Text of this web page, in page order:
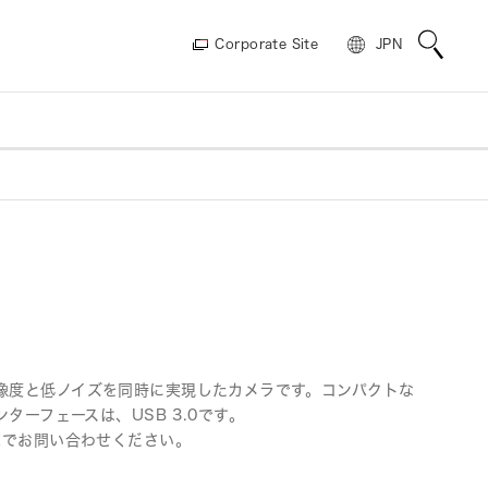
Corporate Site JPN
量子コンピ
と低ノイズを同時に実現したカメラです。コンパクトな
ーフェースは、USB 3.0です。
お問い合わせください。